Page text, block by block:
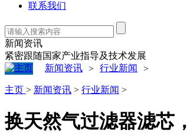
联系我们
新闻资讯
紧密跟随国家产业指导及技术发展
新闻资讯 > 行业新闻 >
主页 > 新闻资讯 > 行业新闻 >
换天然气过滤器滤芯